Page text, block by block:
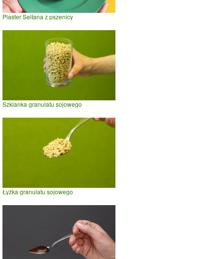
Plaster Seitana z pszenicy
Szklanka granulatu sojowego
Łyżka granulatu sojowego